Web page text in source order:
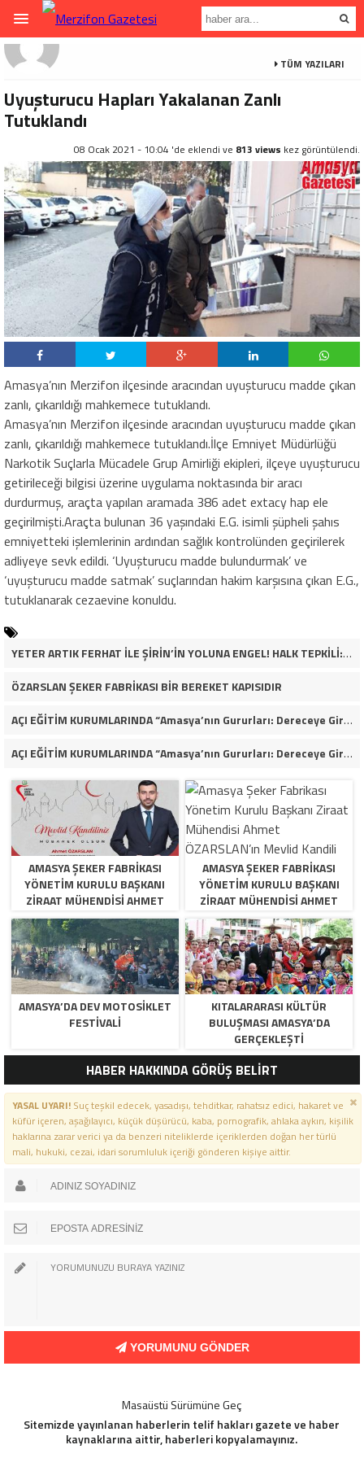
TÜM YAZILARI
Uyuşturucu Hapları Yakalanan Zanlı
Tutuklandı
08 Ocak 2021 - 10:04 'de eklendi ve 813 views kez görüntülendi.
Amasya’nın Merzifon ilçesinde aracından uyuşturucu madde çıkan
zanlı, çıkarıldığı mahkemece tutuklandı.
Amasya’nın Merzifon ilçesinde aracından uyuşturucu madde çıkan
zanlı, çıkarıldığı mahkemece tutuklandı.İlçe Emniyet Müdürlüğü
Narkotik Suçlarla Mücadele Grup Amirliği ekipleri, ilçeye uyuşturucu
getirileceği bilgisi üzerine uygulama noktasında bir aracı
durdurmuş, araçta yapılan aramada 386 adet extacy hap ele
geçirilmişti.Araçta bulunan 36 yaşındaki E.G. isimli şüpheli şahıs
emniyetteki işlemlerinin ardından sağlık kontrolünden geçirilerek
adliyeye sevk edildi. ‘Uyuşturucu madde bulundurmak’ ve
‘uyuşturucu madde satmak’ suçlarından hakim karşısına çıkan E.G.,
tutuklanarak cezaevine konuldu.
YETER ARTIK FERHAT İLE ŞİRİN’İN YOLUNA ENGEL! HALK TEPKİLİ: “YOLU KAPATMAK ÇÖZÜM DEĞİL, GÖREVİNİ YAP!”
ÖZARSLAN ŞEKER FABRİKASI BİR BEREKET KAPISIDIR
AÇI EĞİTİM KURUMLARINDA “Amasya’nın Gururları: Dereceye Giren Öğrenciler İçin Anlamlı Tören”
AÇI EĞİTİM KURUMLARINDA “Amasya’nın Gururları: Dereceye Giren Öğrenciler İçin Anlamlı Tören”
AMASYA ŞEKER FABRIKASI
YÖNETIM KURULU BAŞKANI
ZIRAAT MÜHENDISI AHMET
ÖZARSLAN’IN MEVLID KANDILI
MESAJI
AMASYA ŞEKER FABRIKASI
YÖNETIM KURULU BAŞKANI
ZIRAAT MÜHENDISI AHMET
ÖZARSLAN’IN MEVLID KANDILI
MESAJI
AMASYA’DA DEV MOTOSIKLET
FESTIVALI
KITALARARASI KÜLTÜR
BULUŞMASI AMASYA’DA
GERÇEKLEŞTI
HABER HAKKINDA GÖRÜŞ BELİRT
YASAL UYARI!Suç teşkil edecek, yasadışı, tehditkar, rahatsız edici, hakaret ve
küfür içeren, aşağılayıcı, küçük düşürücü, kaba, pornografik, ahlaka aykırı, kişilik
haklarına zarar verici ya da benzeri niteliklerde içeriklerden doğan her türlü
mali, hukuki, cezai, idari sorumluluk içeriği gönderen kişiye aittir.
YORUMUNU GÖNDER
Masaüstü Sürümüne Geç
Sitemizde yayınlanan haberlerin telif hakları gazete ve haber
kaynaklarına aittir, haberleri kopyalamayınız.